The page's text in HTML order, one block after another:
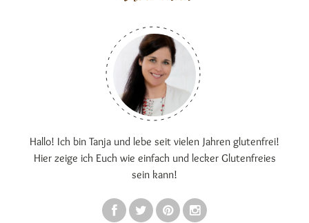
Hallo! Ich bin Tanja und lebe seit vielen Jahren glutenfrei!
Hier zeige ich Euch wie einfach und lecker Glutenfreies
sein kann!